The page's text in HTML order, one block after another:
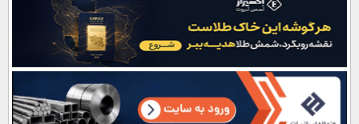
نظرسنجی
آب و هوا
اوقات شرعی
سواد زندگی